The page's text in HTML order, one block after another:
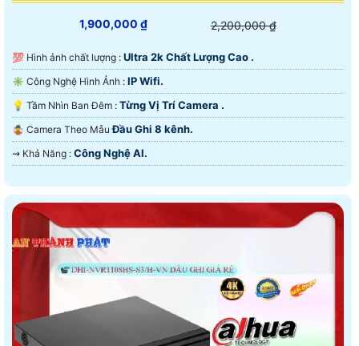
1,900,000 ₫ 2,200,000 ₫
💯 Hình ảnh chất lượng : Ultra 2k Chất Lượng Cao .
✳️ Công Nghệ Hình Ảnh : IP Wifi.
💡 Tầm Nhìn Ban Đêm : Từng Vị Trí Camera .
🤹 Camera Theo MẫuĐầu Ghi 8 kênh.
️⇝ Khả Năng : Công Nghệ AI.